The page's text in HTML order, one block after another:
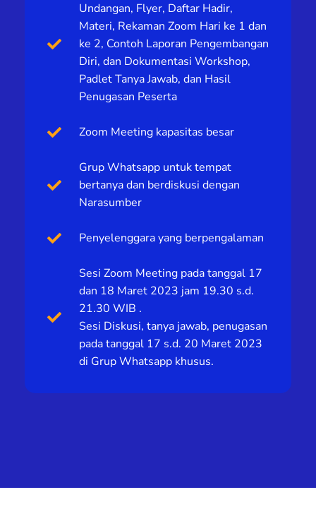
Undangan, Flyer, Daftar Hadir,
Materi, Rekaman Zoom Hari ke 1 dan
ke 2, Contoh Laporan Pengembangan
Diri, dan Dokumentasi Workshop,
Padlet Tanya Jawab, dan Hasil
Penugasan Peserta
Zoom Meeting kapasitas besar
Grup Whatsapp untuk tempat
bertanya dan berdiskusi dengan
Narasumber
Penyelenggara yang berpengalaman
Sesi Zoom Meeting pada tanggal 17
dan 18 Maret 2023 jam 19.30 s.d.
21.30 WIB .
Sesi Diskusi, tanya jawab, penugasan
pada tanggal 17 s.d. 20 Maret 2023
di Grup Whatsapp khusus.